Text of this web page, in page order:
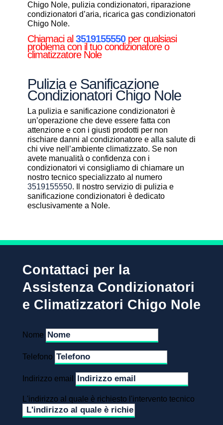
Chigo Nole, pulizia condizionatori, riparazione
condizionatori d’aria, ricarica gas condizionatori
Chigo Nole.
Chiamaci al 3519155550per qualsiasi
problema con il tuo condizionatore o
climatizzatore Nole
Pulizia e Sanificazione
Condizionatori Chigo Nole
La pulizia e sanificazione condizionatori è
un’operazione che deve essere fatta con
attenzione e con i giusti prodotti per non
rischiare danni al condizionatore e alla salute di
chi vive nell’ambiente climatizzato. Se non
avete manualità o confidenza con i
condizionatori vi consigliamo di chiamare un
nostro tecnico specializzato al numero
3519155550. Il nostro servizio di pulizia e
sanificazione condizionatori è dedicato
esclusivamente a Nole.
Contattaci per la
Assistenza Condizionatori
e Climatizzatori Chigo Nole
Nome
Telefono
Indirizzo email
L'indirizzo al quale è richiesto l'intervento tecnico